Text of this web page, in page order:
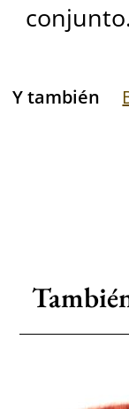
conjunto.
Y también